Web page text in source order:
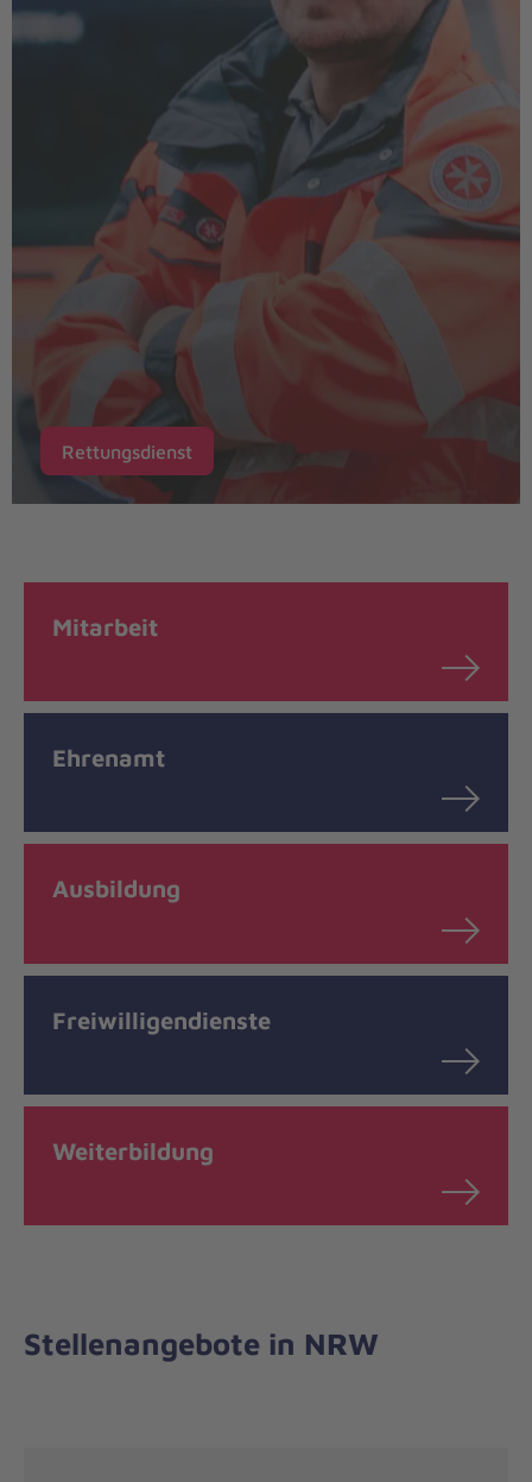
Rettungsdienst
Mitarbeit
Ehrenamt
Ausbildung
Freiwilligendienste
Weiterbildung
Stellenangebote in NRW